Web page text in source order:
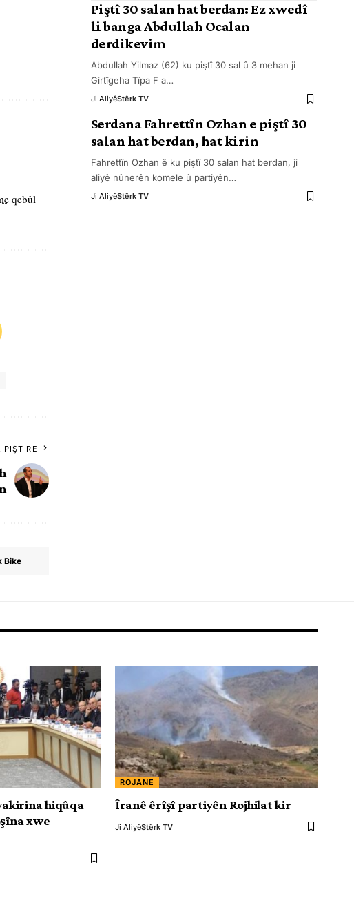
qebûl
PIŞT RE
Bike
Piştî 30 salan hat berdan: Ez xwedî
li banga Abdullah Ocalan
derdikevim
Abdullah Yilmaz (62) ku piştî 30 sal û 3 mehan ji
Girtîgeha Tîpa F a…
Ji AliyêStêrk TV
Serdana Fahrettîn Ozhan e piştî 30
salan hat berdan, hat kirin
Fahrettîn Ozhan ê ku piştî 30 salan hat berdan, ji
aliyê nûnerên komele û partiyên…
Ji AliyêStêrk TV
hiqûqa
xwe
ROJANE
Îranê êrîşî partiyên Rojhilat kir
Ji AliyêStêrk TV